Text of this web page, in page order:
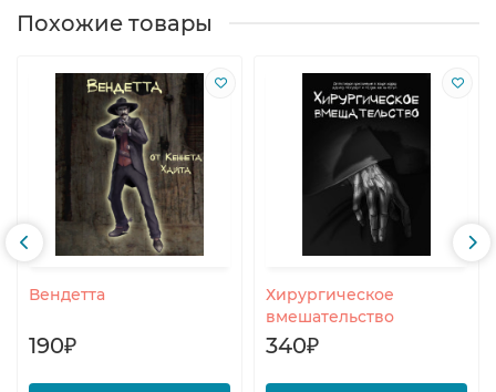
Похожие товары
Вендетта
190₽
Хирургическое
вмешательство
340₽